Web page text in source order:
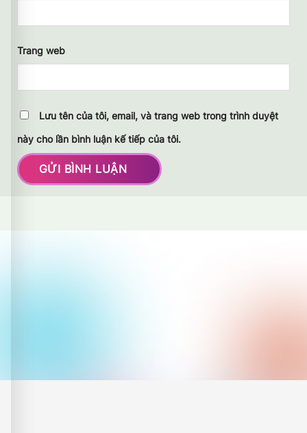
Trang web
Lưu tên của tôi, email, và trang web trong trình duyệt
này cho lần bình luận kế tiếp của tôi.